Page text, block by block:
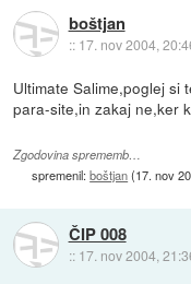
boštjan
:: 17. nov 2004,
Ultimate Salime,poglej si
para-site,in zakaj ne,ker
Zgodovina sprememb…
spremenil:boštjan(17. nov
ČIP 008
:: 17. nov 2004,